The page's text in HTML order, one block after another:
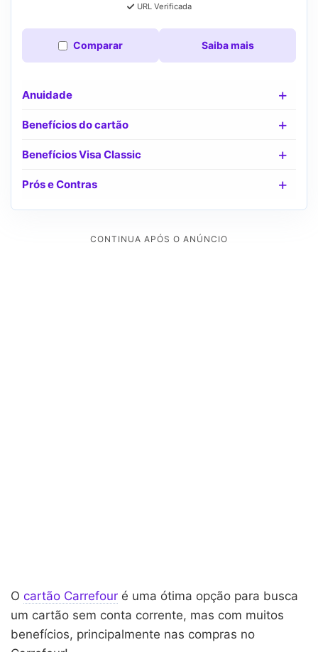
URL Verificada
Comparar Saiba mais
Anuidade
Benefícios do cartão
Benefícios Visa Classic
Prós e Contras
O cartão Carrefour é uma ótima opção para busca
um cartão sem conta corrente, mas com muitos
benefícios, principalmente nas compras no